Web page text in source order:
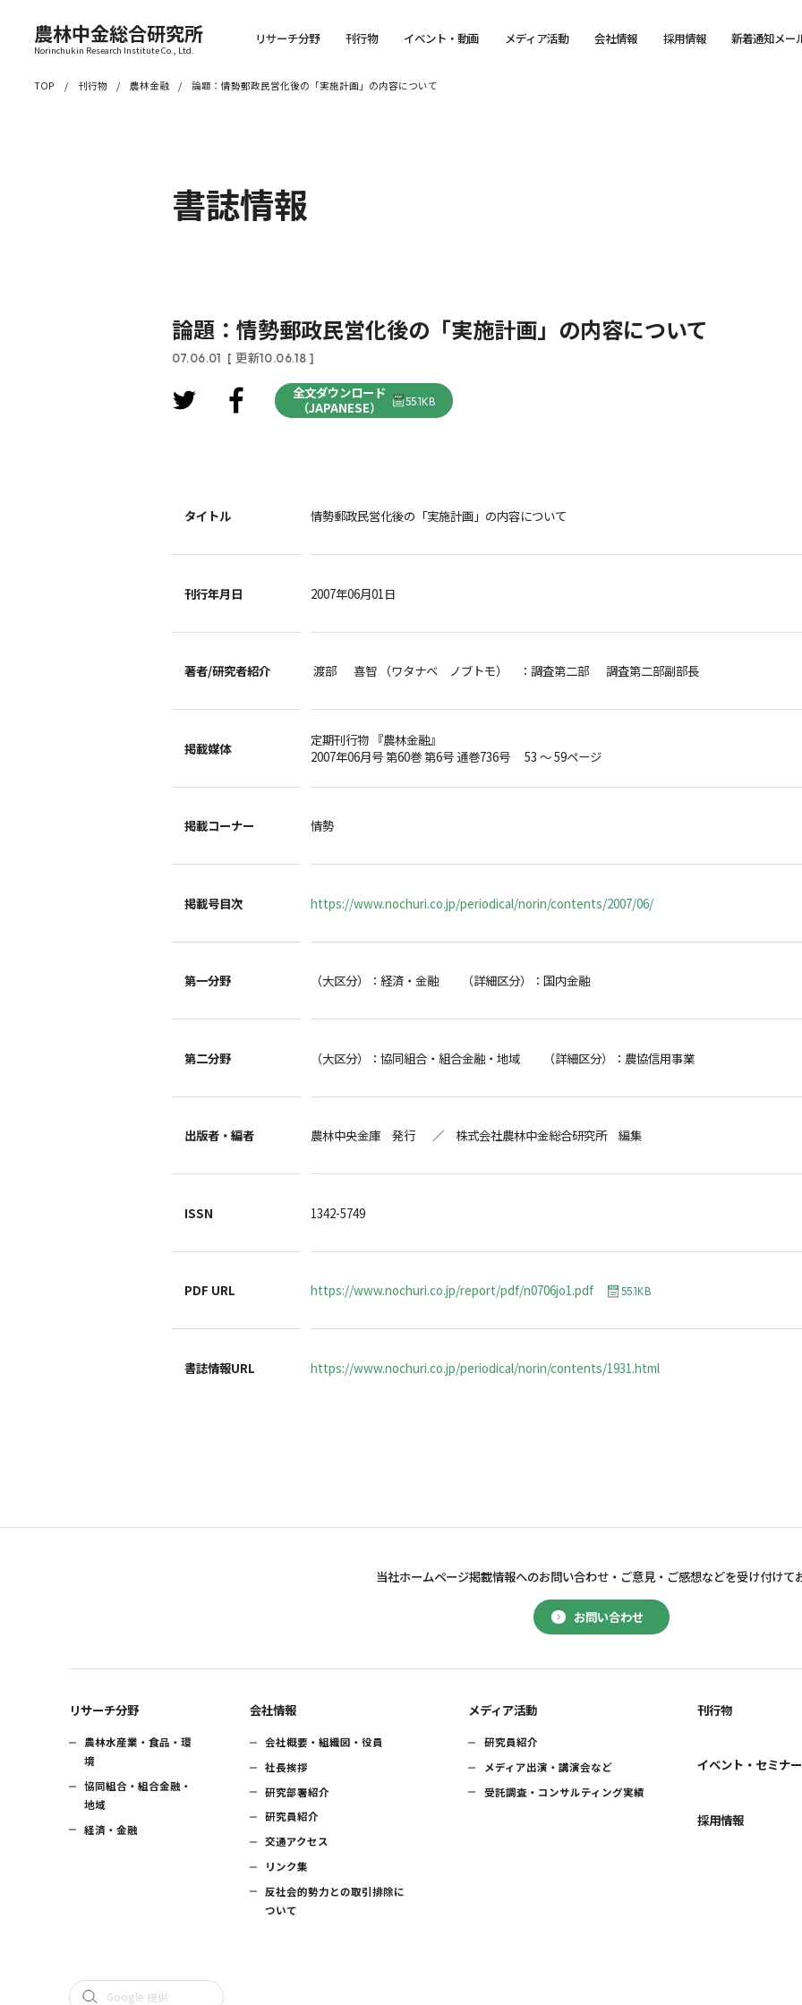
農林中金総合研究所
Norinchukin Research Institute Co., Ltd.
リサーチ分野 刊行物 イベント・動画 メディア活動 会社情報 採用情報 新着通知メー
TOP 刊行物 農林金融 論題：情勢郵政民営化後の「実施計画」の内容について
書誌情報
論題：情勢郵政民営化後の「実施計画」の内容について
07.06.01 [ 更新10.06.18 ]
全文ダウンロード
（JAPANESE）
55.1KB
タイトル 情勢郵政民営化後の「実施計画」の内容について
刊行年月日 2007年06月01日
著者/研究者紹介 渡部 喜智 （ワタナベ ノブトモ） ：調査第二部 調査第二部副部長
掲載媒体
定期刊行物 『農林金融』
2007年06月号 第60巻 第6号 通巻736号 53 ～ 59ページ
掲載コーナー 情勢
掲載号目次 https://www.nochuri.co.jp/periodical/norin/contents/2007/06/
第一分野 （大区分）：経済・金融 （詳細区分）：国内金融
第二分野 （大区分）：協同組合・組合金融・地域 （詳細区分）：農協信用事業
出版者・編者 農林中央金庫 発行 ／ 株式会社農林中金総合研究所 編集
ISSN 1342-5749
PDF URL https://www.nochuri.co.jp/report/pdf/n0706jo1.pdf 55.1KB
書誌情報URL https://www.nochuri.co.jp/periodical/norin/contents/1931.html
お問い合わせ
当社ホームページ掲載情報へのお問い合わせ・ ご意見・ご感想などを受け付けて
リサーチ分野
農林水産業・食品・環
境
協同組合・組合金融・
地域
経済・金融
会社情報
会社概要・組織図・役員
社長挨拶
研究部署紹介
研究員紹介
交通アクセス
リンク集
反社会的勢力との取引排除に
ついて
メディア活動
研究員紹介
メディア出演・講演会など
受託調査・コンサルティング実績
刊行物
イベント・セミナー
採用情報